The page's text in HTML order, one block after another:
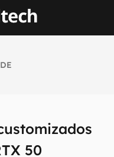
50
em primeira